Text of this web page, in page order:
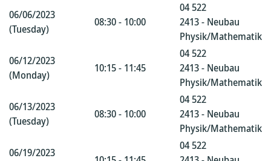
06/06/2023
(Tuesday)
08:30 - 10:00
04 522
2413 - Neubau
Physik/Mathematik
06/12/2023
(Monday)
10:15 - 11:45
04 522
2413 - Neubau
Physik/Mathematik
06/13/2023
(Tuesday)
08:30 - 10:00
04 522
2413 - Neubau
Physik/Mathematik
06/19/2023
04 522